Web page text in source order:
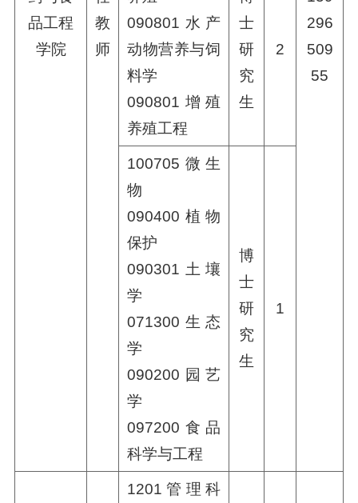
品工程
学院
教
师
296
509
55
090801水产
动物营养与饲
料学
090801增殖
养殖工程
士
研
究
生
2
100705微生
物
090400植物
保护
090301土壤
学
071300生态
学
090200园艺
学
097200食品
科学与工程
博
士
研
究
生
1
1201管理科